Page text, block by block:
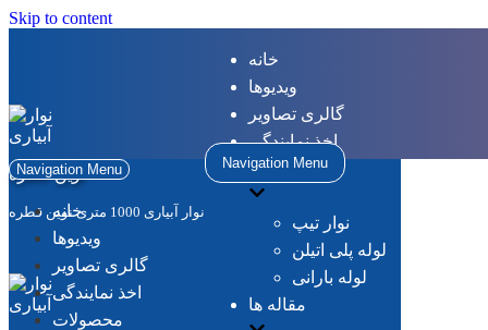
Skip to content
خانه
ویدیوها
گالری تصاویر
اخذ نمایندگی
محصولات
نوار تیپ
لوله پلی اتیلن
لوله بارانی
مقاله ها
نوین قطره
نوار آبیاری 1000 متری نوین قطره
Navigation Menu
Navigation Menu
خانه
ویدیوها
گالری تصاویر
اخذ نمایندگی
محصولات